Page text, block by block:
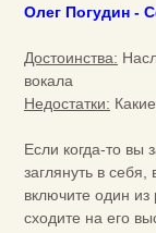
Олег Погудин -
Достоинства:
вокала
Недостатки:
Если когда-то вы
заглянуть в себя,
включите один
сходите на его